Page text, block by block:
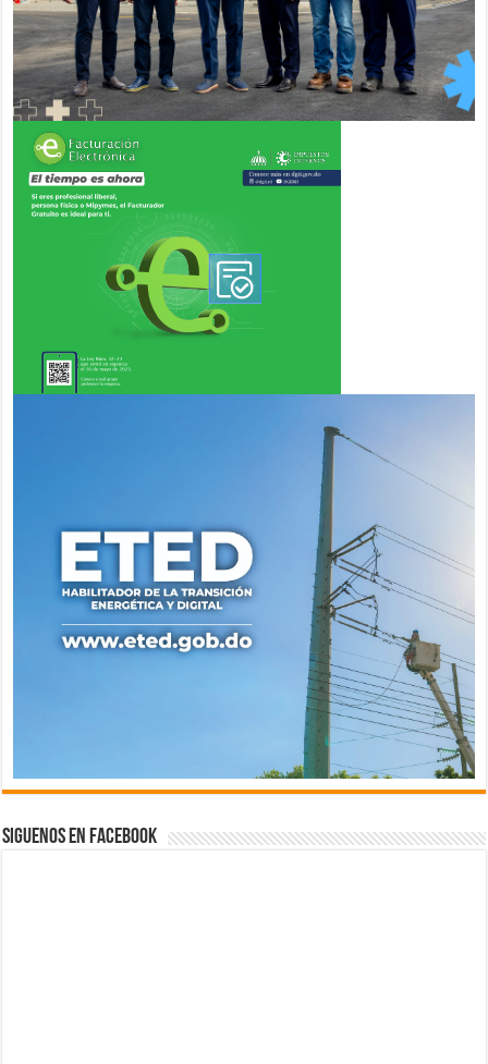
Siguenos en Facebook